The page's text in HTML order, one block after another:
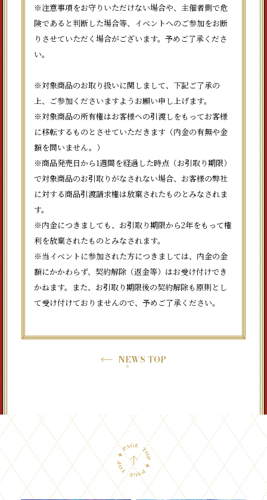
※注意事項をお守りいただけない場合や、主催者側で危
険であると判断した場合等、イベントへのご参加をお断
りさせていただく場合がございます。予めご了承くださ
い。
※対象商品のお取り扱いに関しまして、下記ご了承の
上、ご参加くださいますようお願い申し上げます。
※対象商品の所有権はお客様への引渡しをもってお客様
に移転するものとさせていただきます（内金の有無や金
額を問いません。）
※商品発売日から1週間を経過した時点（お引取り期限）
で対象商品のお引取りがなされない場合、お客様の弊社
に対する商品引渡請求権は放棄されたものとみなされま
す。
※内金につきましても、お引取り期限から2年をもって権
利を放棄されたものとみなされます。
※当イベントに参加された方につきましては、内金の金
額にかかわらず、契約解除（返金等）はお受け付けでき
かねます。また、お引取り期限後の契約解除も原則とし
て受け付けておりませんので、予めご了承ください。
NEWS TOP